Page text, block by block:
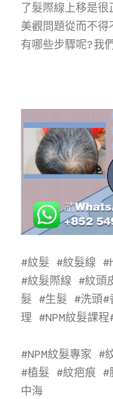
了髮際線上移是
美觀問題從而不
有哪些步驟呢?我
#紋髮 #紋髮線
#紋髮際線 #紋
髮 #生髮 #洗頭#
理 #NPM紋髮課程
#NPM紋髮專家 #
#植髮 #紋疤痕 #
中海